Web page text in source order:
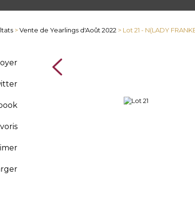
>Vente de Yearlings d'Août 2022 > Lot 21 - N(LADY